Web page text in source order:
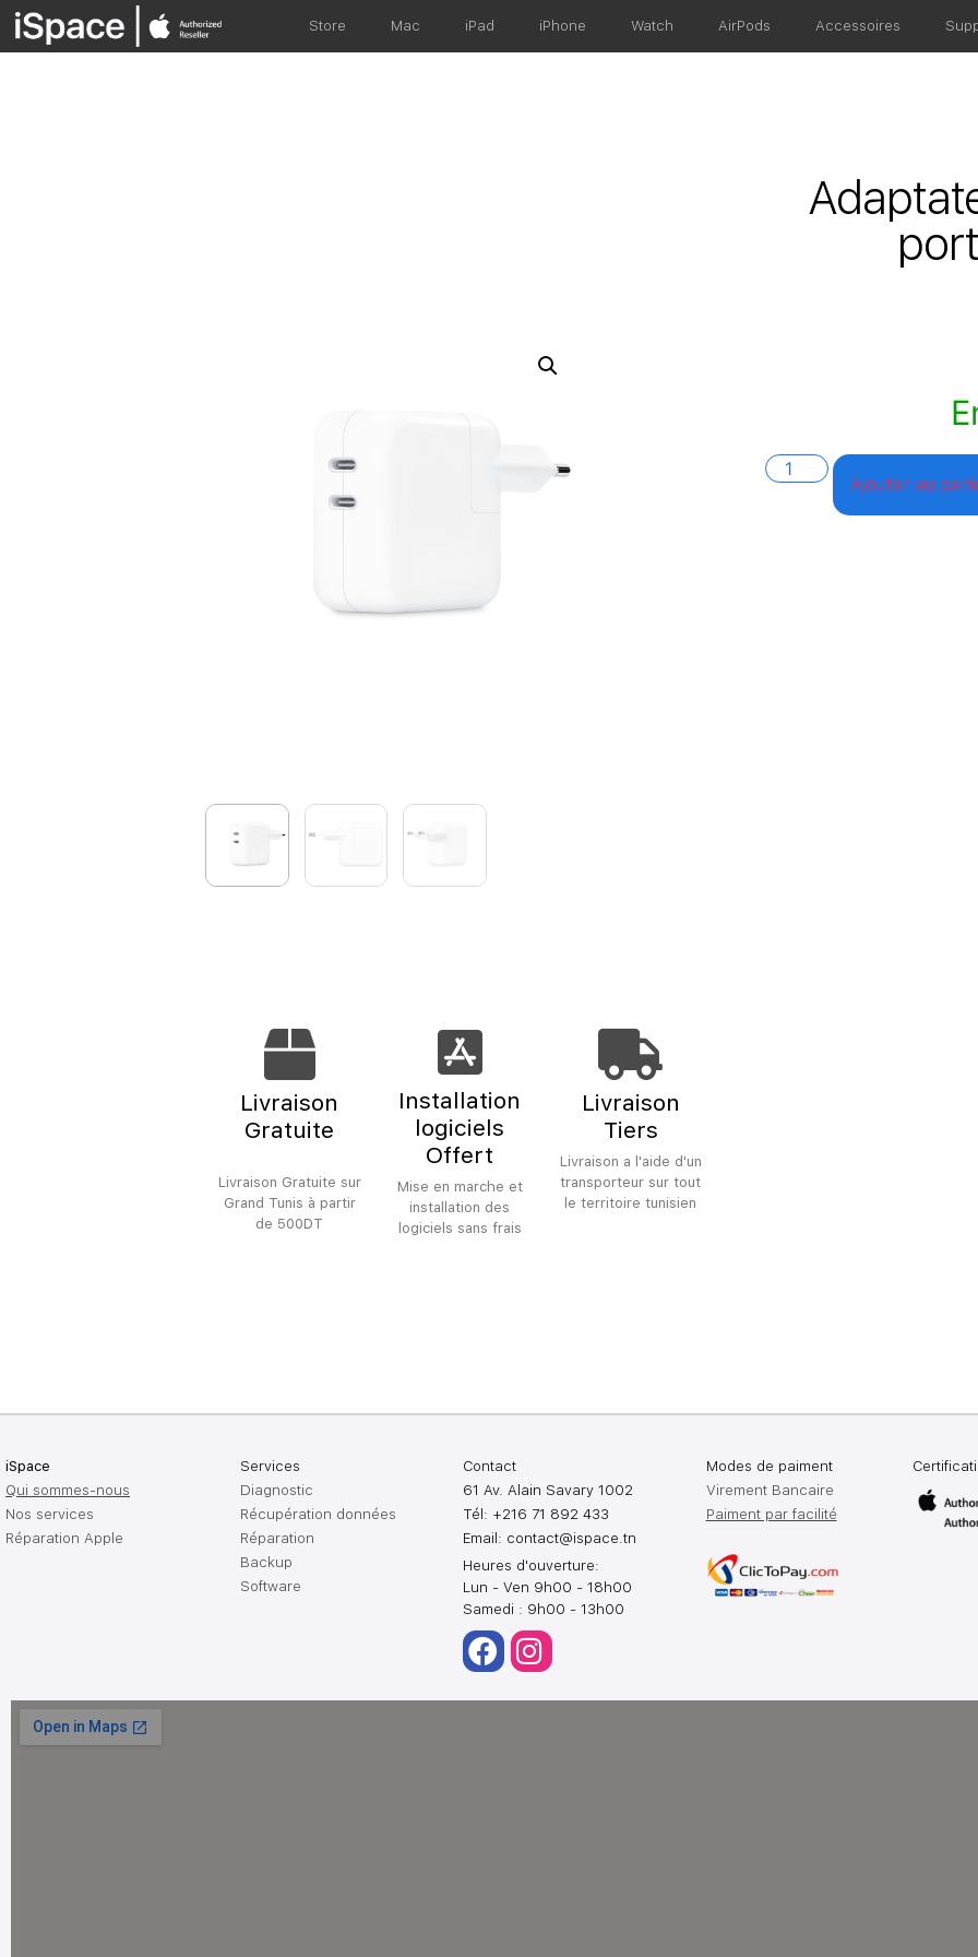
Store Mac iPad iPhone Watch AirPods Accessoires
Ajouter au
Livraison
Gratuite
Livraison Gratuite sur
Grand Tunis à partir
de 500DT
Installation
logiciels
Offert
Mise en marche et
installation des
logiciels sans frais
Livraison
Tiers
Livraison a l'aide d'un
transporteur sur tout
le territoire tunisien
iSpace
Qui sommes-nous
Nos services
Réparation Apple
Services
Diagnostic
Récupération données
Réparation
Backup
Software
Contact
61 Av. Alain Savary 1002
Tél: +216 71 892 433
Email: contact@ispace.tn
Heures d'ouverture:
Lun - Ven 9h00 - 18h00
Samedi : 9h00 - 13h00
Modes de paiment
Virement Bancaire
Paiment par facilité